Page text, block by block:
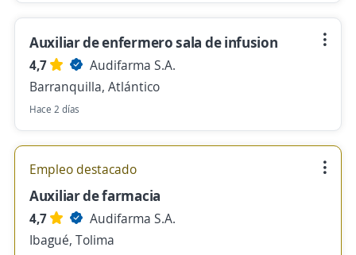
Auxiliar de enfermero sala de infusion
4,7
Audifarma S.A.
Barranquilla, Atlántico
Hace 2 días
Empleo destacado
Auxiliar de farmacia
4,7
Audifarma S.A.
Ibagué, Tolima